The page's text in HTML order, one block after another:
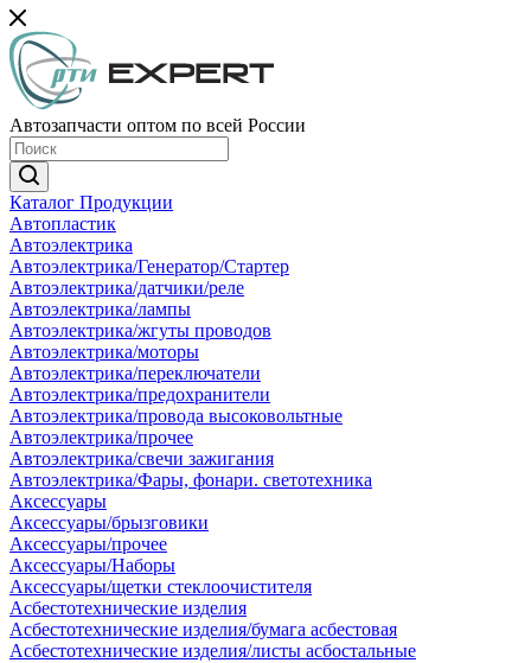
Автозапчасти оптом по всей России
Каталог Продукции
Автопластик
Автоэлектрика
Автоэлектрика/Генератор/Стартер
Автоэлектрика/датчики/реле
Автоэлектрика/лампы
Автоэлектрика/жгуты проводов
Автоэлектрика/моторы
Автоэлектрика/переключатели
Автоэлектрика/предохранители
Автоэлектрика/провода высоковольтные
Автоэлектрика/прочее
Автоэлектрика/свечи зажигания
Автоэлектрика/Фары, фонари. светотехника
Аксессуары
Аксессуары/брызговики
Аксессуары/прочее
Аксессуары/Наборы
Аксессуары/щетки стеклоочистителя
Асбестотехнические изделия
Асбестотехнические изделия/бумага асбестовая
Асбестотехнические изделия/листы асбостальные